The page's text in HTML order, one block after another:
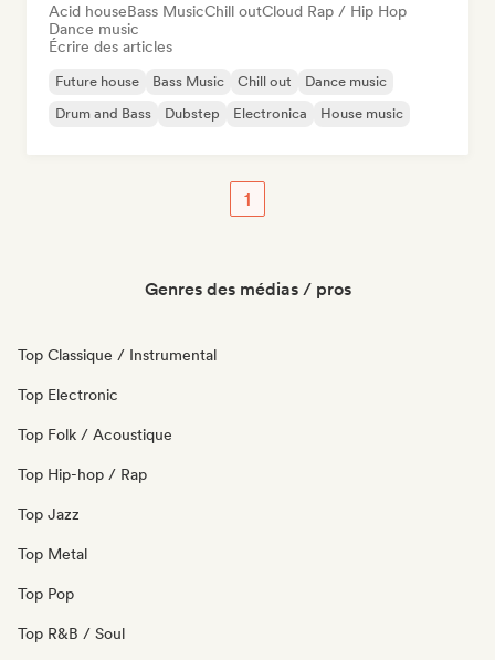
Acid houseBass MusicChill outCloud Rap / Hip Hop
Dance music
Écrire des articles
Future house Bass Music Chill out
Dance music
Drum and Bass
Dubstep Electronica House music
1
Genres des médias / pros
Top Classique / Instrumental
Top Electronic
Top Folk / Acoustique
Top Hip-hop / Rap
Top Jazz
Top Metal
Top Pop
Top R&B / Soul